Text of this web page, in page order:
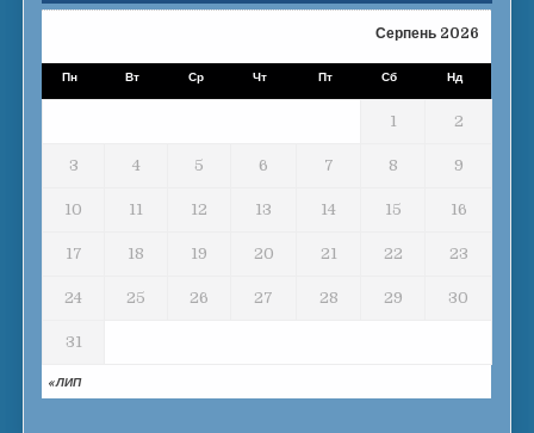
Серпень 2026
Пн Вт Ср Чт Пт Сб Нд
« ЛИП
1 2
3 4 5 6 7 8 9
10 11 12 13 14 15 16
17 18 19 20 21 22 23
24 25 26 27 28 29 30
31